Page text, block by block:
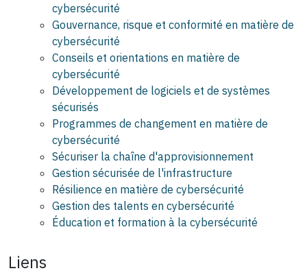
cybersécurité
Gouvernance, risque et conformité en matière de
cybersécurité
Conseils et orientations en matière de
cybersécurité
Développement de logiciels et de systèmes
sécurisés
Programmes de changement en matière de
cybersécurité
Sécuriser la chaîne d'approvisionnement
Gestion sécurisée de l'infrastructure
Résilience en matière de cybersécurité
Gestion des talents en cybersécurité
Éducation et formation à la cybersécurité
Liens